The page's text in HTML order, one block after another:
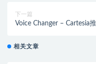
下一篇
Voice Changer – Cartesia
相关文章